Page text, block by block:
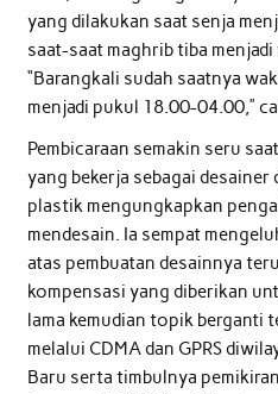
yang dilakukan saat senja
saat-saat maghrib tiba
“Barangkali sudah saatnya
menjadi pukul 18.00-04.00,”
Pembicaraan semakin seru
yang bekerja sebagai desainer
plastik mengungkapkan
mendesain. Ia sempat
atas pembuatan desainnya
kompensasi yang diberikan
lama kemudian topik berganti
melalui CDMA dan GPRS
Baru serta timbulnya